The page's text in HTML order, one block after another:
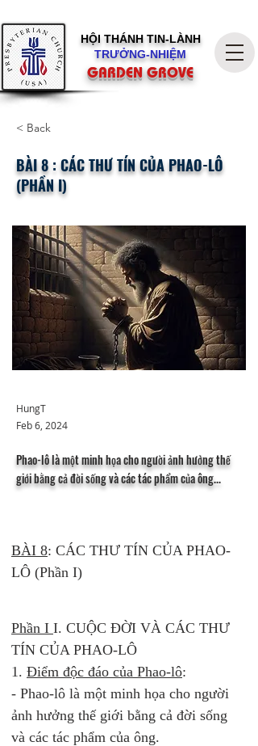
HỘI THÁNH TIN-LÀNH
TRƯỞNG-NHIỆM
GARDEN GROVE
< Back
BÀI 8 : CÁC THƯ TÍN CỦA PHAO-LÔ
(PHẦN I)
HungT
Feb 6, 2024
Phao-lô là một minh họa cho người ảnh hưởng thế
giới bằng cả đời sống và các tác phẩm của ông...
BÀI 8: CÁC THƯ TÍN CỦA PHAO-
LÔ (Phần I)
Phần I I. CUỘC ĐỜI VÀ CÁC THƯ
TÍN CỦA PHAO-LÔ
1. Điểm độc đáo của Phao-lô:
- Phao-lô là một minh họa cho người
ảnh hưởng thế giới bằng cả đời sống
và các tác phẩm của ông.